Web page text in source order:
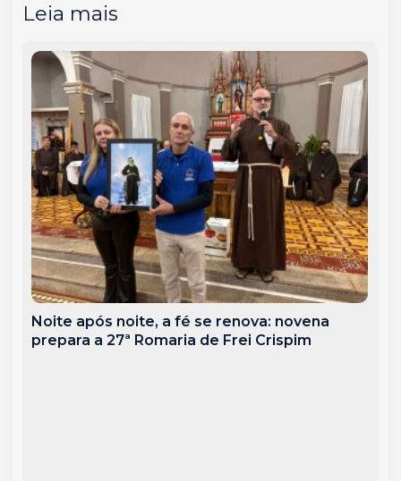
Leia mais
Noite após noite, a fé se renova: novena
prepara a 27ª Romaria de Frei Crispim